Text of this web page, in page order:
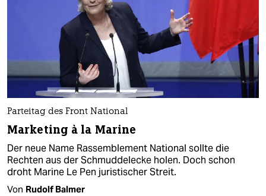
Parteitag des Front National
Marketing à la Marine
Der neue Name Rassemblement National sollte die
Rechten aus der Schmuddelecke holen. Doch schon
droht Marine Le Pen juristischer Streit.
Von Rudolf Balmer